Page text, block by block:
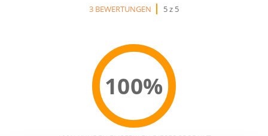
3 BEWERTUNGEN
5 z 5
100%